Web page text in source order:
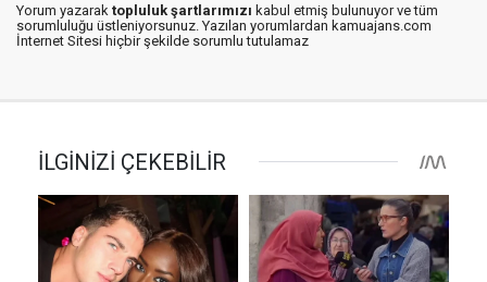
Yorum yazarak topluluk şartlarımızı kabul etmiş bulunuyor ve tüm
sorumluluğu üstleniyorsunuz. Yazılan yorumlardan kamuajans.com
İnternet Sitesi hiçbir şekilde sorumlu tutulamaz